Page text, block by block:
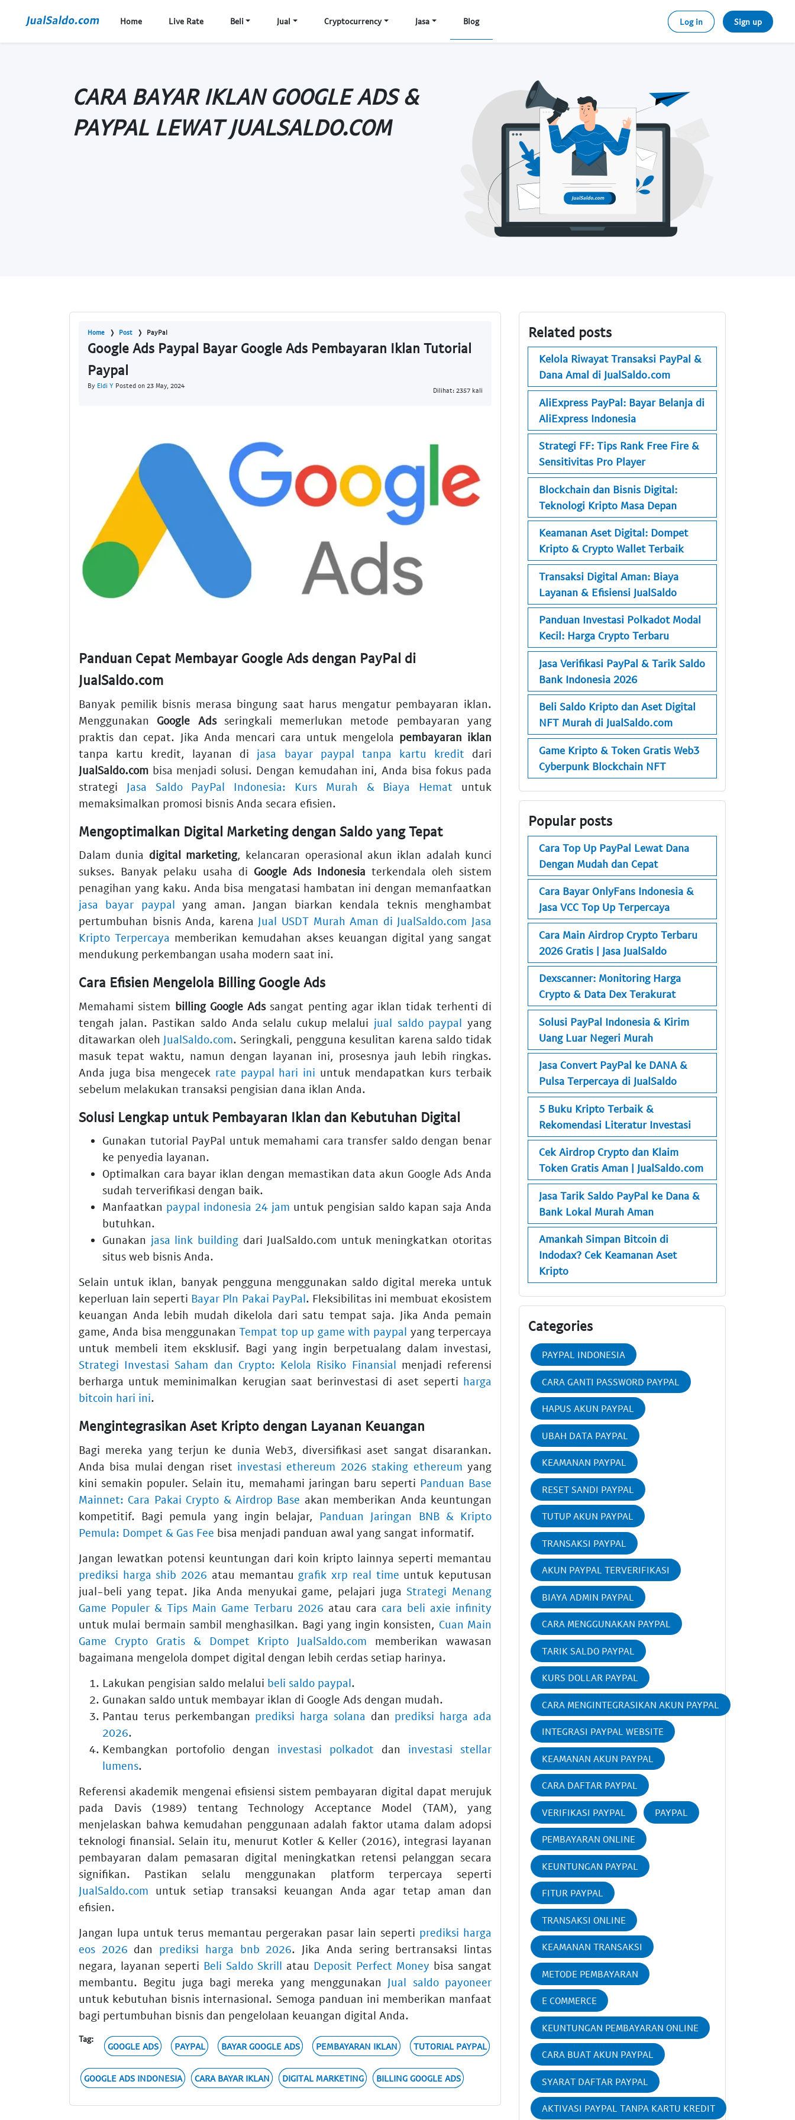
Home Live Rate Beli Jual Cryptocurrency Jasa Blog Log in Sign up
CARA BAYAR IKLAN GOOGLE ADS &
PAYPAL LEWAT JUALSALDO.COM
Home Post PayPal
Google Ads Paypal Bayar Google Ads Pembayaran Iklan Tutorial
Paypal
By Eldi Y Posted on 23 May, 2024
Dilihat: 2357 kali
Panduan Cepat Membayar Google Ads dengan PayPal di
JualSaldo.com
Banyak pemilik bisnis merasa bingung saat harus mengatur pembayaran iklan.
Menggunakan Google Adsseringkali memerlukan metode pembayaran yang
praktis dan cepat. Jika Anda mencari cara untuk mengelola pembayaran iklan
tanpa kartu kredit, layanan di jasa bayar paypal tanpa kartu kredit dari
JualSaldo.com bisa menjadi solusi. Dengan kemudahan ini, Anda bisa fokus pada
strategi Jasa Saldo PayPal Indonesia: Kurs Murah & Biaya Hemat untuk
memaksimalkan promosi bisnis Anda secara efisien.
Mengoptimalkan Digital Marketing dengan Saldo yang Tepat
Dalam dunia digital marketing, kelancaran operasional akun iklan adalah kunci
sukses. Banyak pelaku usaha di Google Ads Indonesia terkendala oleh sistem
penagihan yang kaku. Anda bisa mengatasi hambatan ini dengan memanfaatkan
jasa bayar paypal yang aman. Jangan biarkan kendala teknis menghambat
pertumbuhan bisnis Anda, karena Jual USDT Murah Aman di JualSaldo.com Jasa
Kripto Terpercaya memberikan kemudahan akses keuangan digital yang sangat
mendukung perkembangan usaha modern saat ini.
Cara Efisien Mengelola Billing Google Ads
Memahami sistem billing Google Adssangat penting agar iklan tidak terhenti di
tengah jalan. Pastikan saldo Anda selalu cukup melalui jual saldo paypal yang
ditawarkan oleh JualSaldo.com. Seringkali, pengguna kesulitan karena saldo tidak
masuk tepat waktu, namun dengan layanan ini, prosesnya jauh lebih ringkas.
Anda juga bisa mengecek rate paypal hari ini untuk mendapatkan kurs terbaik
sebelum melakukan transaksi pengisian dana iklan Anda.
Solusi Lengkap untuk Pembayaran Iklan dan Kebutuhan Digital
Gunakan tutorial PayPal untuk memahami cara transfer saldo dengan benar
ke penyedia layanan.
Optimalkan cara bayar iklan dengan memastikan data akun Google Ads Anda
sudah terverifikasi dengan baik.
Manfaatkan paypal indonesia 24 jam untuk pengisian saldo kapan saja Anda
butuhkan.
Gunakan jasa link buildingdari JualSaldo.com untuk meningkatkan otoritas
situs web bisnis Anda.
Selain untuk iklan, banyak pengguna menggunakan saldo digital mereka untuk
keperluan lain seperti Bayar Pln Pakai PayPal. Fleksibilitas ini membuat ekosistem
keuangan Anda lebih mudah dikelola dari satu tempat saja. Jika Anda pemain
game, Anda bisa menggunakanTempat top up game with paypal yang terpercaya
untuk membeli item eksklusif. Bagi yang ingin berpetualang dalam investasi,
Strategi Investasi Saham dan Crypto: Kelola Risiko Finansial menjadi referensi
berharga untuk meminimalkan kerugian saat berinvestasi di aset seperti harga
bitcoin hari ini.
Mengintegrasikan Aset Kripto dengan Layanan Keuangan
Bagi mereka yang terjun ke dunia Web3, diversifikasi aset sangat disarankan.
Anda bisa mulai dengan riset investasi ethereum 2026 staking ethereum yang
kini semakin populer. Selain itu, memahami jaringan baru seperti Panduan Base
Mainnet: Cara Pakai Crypto & Airdrop Base akan memberikan Anda keuntungan
kompetitif. Bagi pemula yang ingin belajar, Panduan Jaringan BNB & Kripto
Pemula: Dompet & Gas Fee bisa menjadi panduan awal yang sangat informatif.
Jangan lewatkan potensi keuntungan dari koin kripto lainnya seperti memantau
prediksi harga shib 2026 atau memantau grafik xrp real time untuk keputusan
jual-beli yang tepat. Jika Anda menyukai game, pelajari jugaStrategi Menang
Game Populer & Tips Main Game Terbaru 2026 atau cara cara beli axie infinity
untuk mulai bermain sambil menghasilkan. Bagi yang ingin konsisten, Cuan Main
Game Crypto Gratis & Dompet Kripto JualSaldo.com memberikan wawasan
bagaimana mengelola dompet digital dengan lebih cerdas setiap harinya.
Lakukan pengisian saldo melalui beli saldo paypal.
Gunakan saldo untuk membayar iklan di Google Ads dengan mudah.
Pantau terus perkembangan prediksi harga solana dan prediksi harga ada
2026.
Kembangkan portofolio dengan investasi polkadot dan investasi stellar
lumens.
Referensi akademik mengenai efisiensi sistem pembayaran digital dapat merujuk
pada Davis (1989) tentang Technology Acceptance Model (TAM), yang
menjelaskan bahwa kemudahan penggunaan adalah faktor utama dalam adopsi
teknologi finansial. Selain itu, menurut Kotler & Keller (2016), integrasi layanan
pembayaran dalam pemasaran digital meningkatkan retensi pelanggan secara
signifikan. Pastikan selalu menggunakan platform terpercaya seperti
JualSaldo.com untuk setiap transaksi keuangan Anda agar tetap aman dan
efisien.
Jangan lupa untuk terus memantau pergerakan pasar lain seperti prediksi harga
eos 2026 dan prediksi harga bnb 2026. Jika Anda sering bertransaksi lintas
negara, layanan seperti Beli Saldo Skrill atau Deposit Perfect Money bisa sangat
membantu. Begitu juga bagi mereka yang menggunakan Jual saldo payoneer
untuk kebutuhan bisnis internasional. Semoga panduan ini memberikan manfaat
bagi pertumbuhan bisnis dan pengelolaan keuangan digital Anda.
Tag:
GOOGLE ADS PAYPAL BAYAR GOOGLE ADS PEMBAYARAN IKLAN TUTORIAL PAYPAL
GOOGLE ADS INDONESIA CARA BAYAR IKLAN DIGITAL MARKETING BILLING GOOGLE ADS
Related posts
Kelola Riwayat Transaksi PayPal &
Dana Amal di JualSaldo.com
AliExpress PayPal: Bayar Belanja di
AliExpress Indonesia
Strategi FF: Tips Rank Free Fire &
Sensitivitas Pro Player
Blockchain dan Bisnis Digital:
Teknologi Kripto Masa Depan
Keamanan Aset Digital: Dompet
Kripto & Crypto Wallet Terbaik
Transaksi Digital Aman: Biaya
Layanan & Efisiensi JualSaldo
Panduan Investasi Polkadot Modal
Kecil: Harga Crypto Terbaru
Jasa Verifikasi PayPal & Tarik Saldo
Bank Indonesia 2026
Beli Saldo Kripto dan Aset Digital
NFT Murah di JualSaldo.com
Game Kripto & Token Gratis Web3
Cyberpunk Blockchain NFT
Popular posts
Cara Top Up PayPal Lewat Dana
Dengan Mudah dan Cepat
Cara Bayar OnlyFans Indonesia &
Jasa VCC Top Up Terpercaya
Cara Main Airdrop Crypto Terbaru
2026 Gratis | Jasa JualSaldo
Dexscanner: Monitoring Harga
Crypto & Data Dex Terakurat
Solusi PayPal Indonesia & Kirim
Uang Luar Negeri Murah
Jasa Convert PayPal ke DANA &
Pulsa Terpercaya di JualSaldo
5 Buku Kripto Terbaik &
Rekomendasi Literatur Investasi
Cek Airdrop Crypto dan Klaim
Token Gratis Aman | JualSaldo.com
Jasa Tarik Saldo PayPal ke Dana &
Bank Lokal Murah Aman
Amankah Simpan Bitcoin di
Indodax? Cek Keamanan Aset
Kripto
Categories
PAYPAL INDONESIA
CARA GANTI PASSWORD PAYPAL
HAPUS AKUN PAYPAL
UBAH DATA PAYPAL
KEAMANAN PAYPAL
RESET SANDI PAYPAL
TUTUP AKUN PAYPAL
TRANSAKSI PAYPAL
AKUN PAYPAL TERVERIFIKASI
BIAYA ADMIN PAYPAL
CARA MENGGUNAKAN PAYPAL
TARIK SALDO PAYPAL
KURS DOLLAR PAYPAL
CARA MENGINTEGRASIKAN AKUN PAYPAL
INTEGRASI PAYPAL WEBSITE
KEAMANAN AKUN PAYPAL
CARA DAFTAR PAYPAL
VERIFIKASI PAYPAL PAYPAL
PEMBAYARAN ONLINE
KEUNTUNGAN PAYPAL
FITUR PAYPAL
TRANSAKSI ONLINE
KEAMANAN TRANSAKSI
METODE PEMBAYARAN
E COMMERCE
KEUNTUNGAN PEMBAYARAN ONLINE
CARA BUAT AKUN PAYPAL
SYARAT DAFTAR PAYPAL
AKTIVASI PAYPAL TANPA KARTU KREDIT